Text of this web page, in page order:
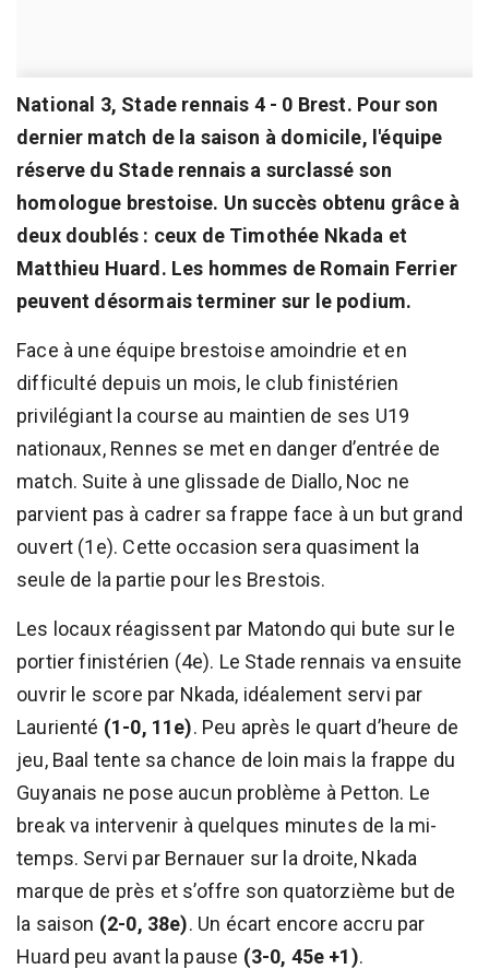
National 3, Stade rennais 4 - 0 Brest. Pour son
dernier match de la saison à domicile, l'équipe
réserve du Stade rennais a surclassé son
homologue brestoise. Un succès obtenu grâce à
deux doublés : ceux de Timothée Nkada et
Matthieu Huard. Les hommes de Romain Ferrier
peuvent désormais terminer sur le podium.
Face à une équipe brestoise amoindrie et en
difficulté depuis un mois, le club finistérien
privilégiant la course au maintien de ses U19
nationaux, Rennes se met en danger d’entrée de
match. Suite à une glissade de Diallo, Noc ne
parvient pas à cadrer sa frappe face à un but grand
ouvert (1e). Cette occasion sera quasiment la
seule de la partie pour les Brestois.
Les locaux réagissent par Matondo qui bute sur le
portier finistérien (4e). Le Stade rennais va ensuite
ouvrir le score par Nkada, idéalement servi par
Laurienté (1-0, 11e). Peu après le quart d’heure de
jeu, Baal tente sa chance de loin mais la frappe du
Guyanais ne pose aucun problème à Petton. Le
break va intervenir à quelques minutes de la mi-
temps. Servi par Bernauer sur la droite, Nkada
marque de près et s’offre son quatorzième but de
la saison (2-0, 38e). Un écart encore accru par
Huard peu avant la pause (3-0, 45e +1).